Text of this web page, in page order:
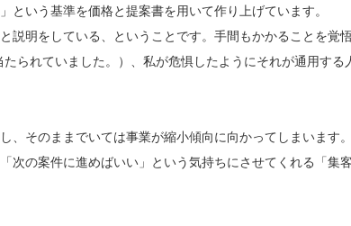
いう基準を価格と提案書を用いて作り上げています。
明をしている、ということです。手間もかかることを覚
られていました。）、私が危惧したようにそれが通用する
そのままでいては事業が縮小傾向に向かってしまいます
次の案件に進めばいい」という気持ちにさせてくれる「集